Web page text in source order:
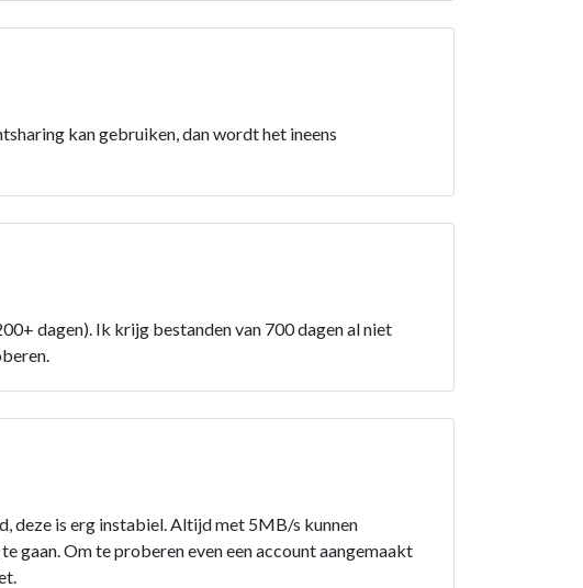
kan gebruiken, dan wordt het ineens
dagen). Ik krijg bestanden van 700 dagen al niet
deze is erg instabiel. Altijd met 5MB/s kunnen
gaan. Om te proberen even een account aangemaakt